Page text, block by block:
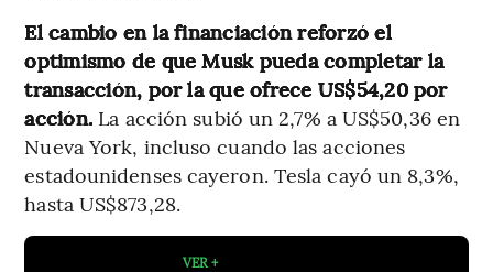
El cambio en la financiación reforzó el
optimismo de que Musk pueda completar la
transacción, por la que ofrece US$54,20 por
acción. La acción subió un 2,7% a US$50,36 en
Nueva York, incluso cuando las acciones
estadounidenses cayeron. Tesla cayó un 8,3%,
hasta US$873,28.
VER +